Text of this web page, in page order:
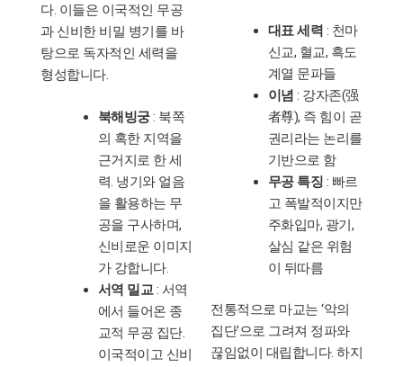
다. 이들은 이국적인 무공
과 신비한 비밀 병기를 바
탕으로 독자적인 세력을
형성합니다.
북해빙궁: 북쪽
의 혹한 지역을
근거지로 한 세
력. 냉기와 얼음
을 활용하는 무
공을 구사하며,
신비로운 이미지
가 강합니다.
서역 밀교: 서역
에서 들어온 종
교적 무공 집단.
이국적이고 신비
대표 세력 : 천마
신교, 혈교, 흑도
계열 문파들
이념 : 강자존(强
者尊), 즉 힘이 곧
권리라는 논리를
기반으로 함
무공 특징 : 빠르
고 폭발적이지만
주화입마, 광기,
살심 같은 위험
이 뒤따름
전통적으로 마교는 ‘악의
집단’으로 그려져 정파와
끊임없이 대립합니다. 하지